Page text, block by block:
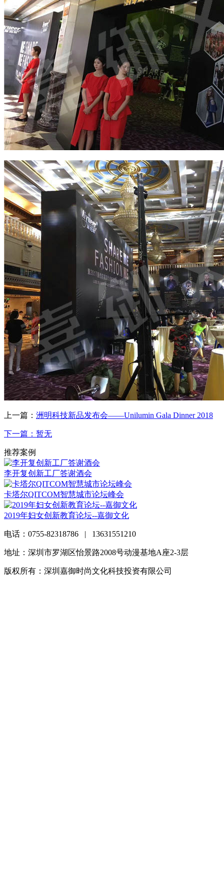
上一篇： 洲明科技新品发布会——Unilumin Gala Dinner 2018
下一篇：暂无
推荐案例
李开复创新工厂答谢酒会
卡塔尔QITCOM智慧城市论坛峰会
2019年妇女创新教育论坛--嘉御文化
电话：0755-82318786 | 13631551210
地址：深圳市罗湖区怡景路2008号动漫基地A座2-3层
版权所有：深圳嘉御时尚文化科技投资有限公司